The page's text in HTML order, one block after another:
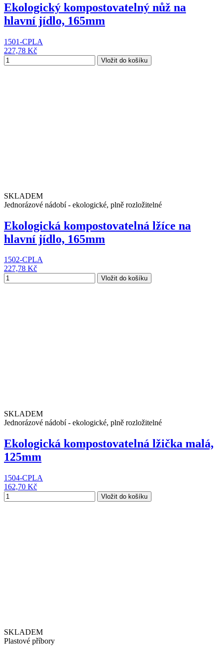
Ekologický kompostovatelný nůž na
hlavní jídlo, 165mm
1501-CPLA
227,78 Kč
Vložit do košíku
SKLADEM
Jednorázové nádobí - ekologické, plně rozložitelné
Ekologická kompostovatelná lžíce na
hlavní jídlo, 165mm
1502-CPLA
227,78 Kč
Vložit do košíku
SKLADEM
Jednorázové nádobí - ekologické, plně rozložitelné
Ekologická kompostovatelná lžička malá,
125mm
1504-CPLA
162,70 Kč
Vložit do košíku
SKLADEM
Plastové příbory